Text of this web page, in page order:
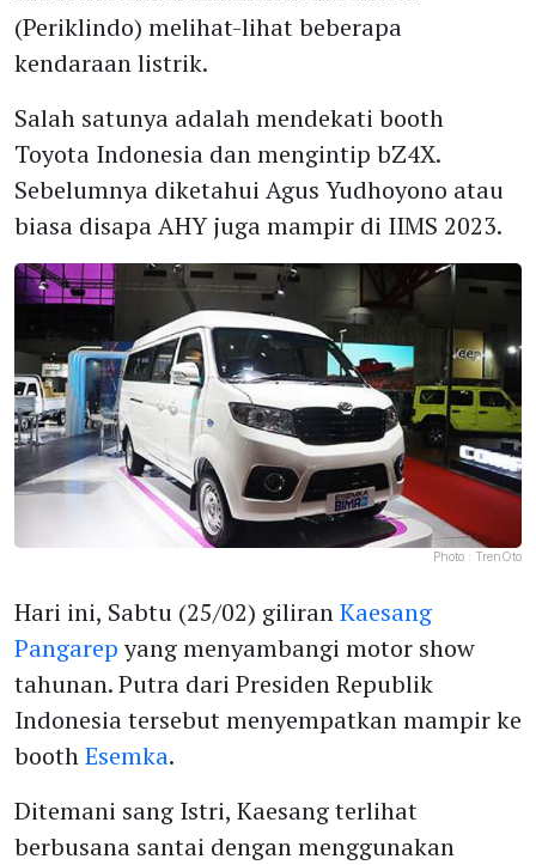
(Periklindo) melihat-lihat beberapa
kendaraan listrik.
Salah satunya adalah mendekati booth
Toyota Indonesia dan mengintip bZ4X.
Sebelumnya diketahui Agus Yudhoyono atau
biasa disapa AHY juga mampir di IIMS 2023.
Photo : TrenOto
Hari ini, Sabtu (25/02) giliranKaesang
Pangarepyang menyambangi motor show
tahunan. Putra dari Presiden Republik
Indonesia tersebut menyempatkan mampir ke
boothEsemka.
Ditemani sang Istri, Kaesang terlihat
berbusana santai dengan menggunakan